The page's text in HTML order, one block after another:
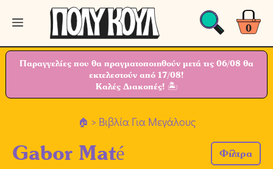
Μετάβαση
περιεχόμενο
0
Μενού
Παραγγελίες που θα πραγματοποιηθούν μετά τις 06/08 θα
εκτελεστούν από 17/08!
Καλές Διακοπές! 🏝
> Βιβλία Για Μεγάλους
Gabor Maté Φίλτρα